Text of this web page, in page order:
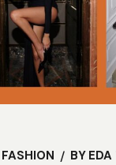
FASHION BY EDA